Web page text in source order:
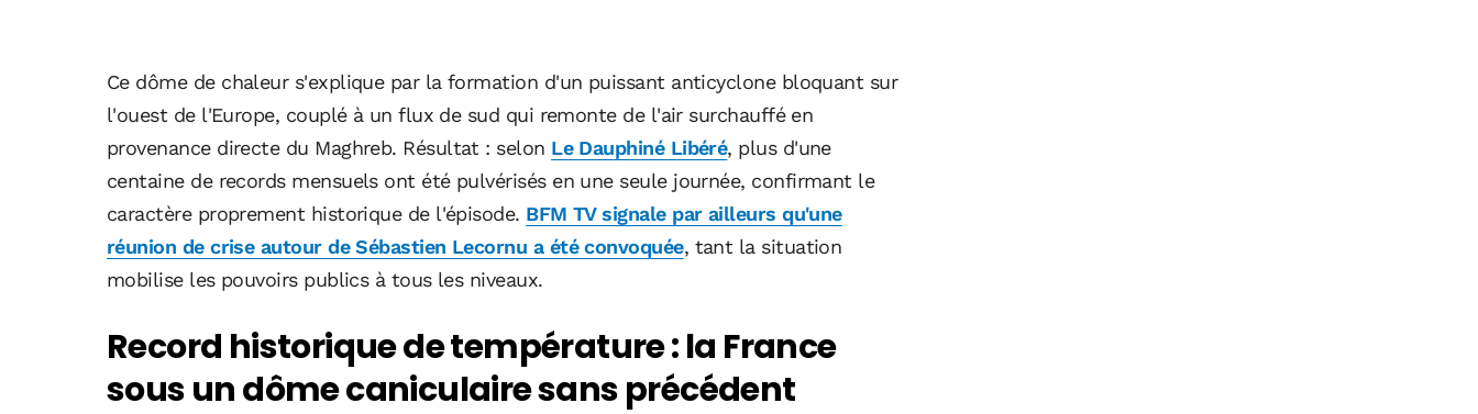
Ce dôme de chaleur s'explique par la formation d'un puissant anticyclone bloquant sur
l'ouest de l'Europe, couplé à un flux de sud qui remonte de l'air surchauffé en
provenance directe du Maghreb. Résultat : selon Le Dauphiné Libéré, plus d'une
centaine de records mensuels ont été pulvérisés en une seule journée, confirmant le
caractère proprement historique de l'épisode. BFM TV signale par ailleurs qu'une
réunion de crise autour de Sébastien Lecornu a été convoquée, tant la situation
mobilise les pouvoirs publics à tous les niveaux.
Record historique de température : la France
sous un dôme caniculaire sans précédent